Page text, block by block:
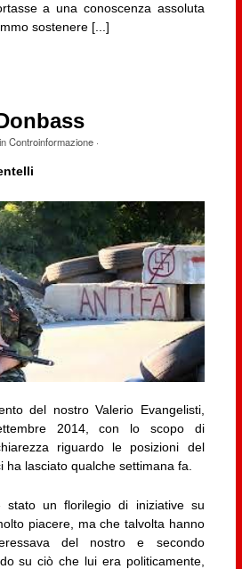
a una conoscenza assoluta
sostenere [...]
Controinformazione·
del nostro Valerio Evangelisti,
2014, con lo scopo di
riguardo le posizioni del
ha lasciato qualche settimana fa.
stato un florilegio di iniziative su
piacere, ma che talvolta hanno
del nostro e secondo
su ciò che lui era politicamente,